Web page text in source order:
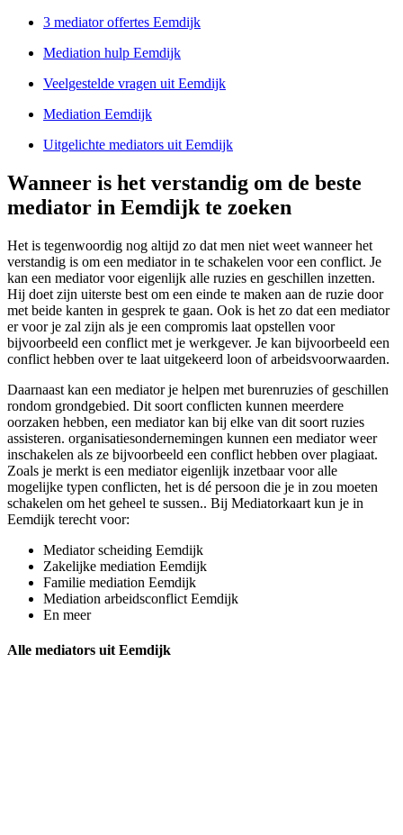
3 mediator offertes Eemdijk
Mediation hulp Eemdijk
Veelgestelde vragen uit Eemdijk
Mediation Eemdijk
Uitgelichte mediators uit Eemdijk
Wanneer is het verstandig om de beste
mediator in Eemdijk te zoeken
Het is tegenwoordig nog altijd zo dat men niet weet wanneer het
verstandig is om een mediator in te schakelen voor een conflict. Je
kan een mediator voor eigenlijk alle ruzies en geschillen inzetten.
Hij doet zijn uiterste best om een einde te maken aan de ruzie door
met beide kanten in gesprek te gaan. Ook is het zo dat een mediator
er voor je zal zijn als je een compromis laat opstellen voor
bijvoorbeeld een conflict met je werkgever. Je kan bijvoorbeeld een
conflict hebben over te laat uitgekeerd loon of arbeidsvoorwaarden.
Daarnaast kan een mediator je helpen met burenruzies of geschillen
rondom grondgebied. Dit soort conflicten kunnen meerdere
oorzaken hebben, een mediator kan bij elke van dit soort ruzies
assisteren. organisatiesondernemingen kunnen een mediator weer
inschakelen als ze bijvoorbeeld een conflict hebben over plagiaat.
Zoals je merkt is een mediator eigenlijk inzetbaar voor alle
mogelijke typen conflicten, het is dé persoon die je in zou moeten
schakelen om het geheel te sussen.. Bij Mediatorkaart kun je in
Eemdijk terecht voor:
Mediator scheiding Eemdijk
Zakelijke mediation Eemdijk
Familie mediation Eemdijk
Mediation arbeidsconflict Eemdijk
En meer
Alle mediators uit Eemdijk